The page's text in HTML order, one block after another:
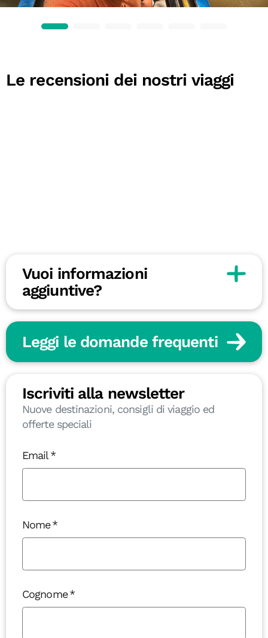
Le recensioni dei nostri viaggi
Vuoi informazioni
aggiuntive?
Leggi le domande frequenti
Iscriviti alla newsletter
Nuove destinazioni, consigli di viaggio ed
offerte speciali
Email
Nome
Cognome